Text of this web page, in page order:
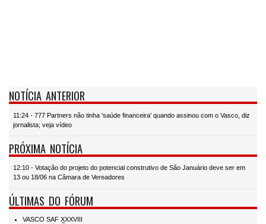
NOTÍCIA ANTERIOR
11:24 - 777 Partners não tinha 'saúde financeira' quando assinou com o Vasco, diz
jornalista; veja vídeo
PRÓXIMA NOTÍCIA
12:10 - Votação do projeto do potencial construtivo de São Januário deve ser em
13 ou 18/06 na Câmara de Vereadores
ÚLTIMAS DO FÓRUM